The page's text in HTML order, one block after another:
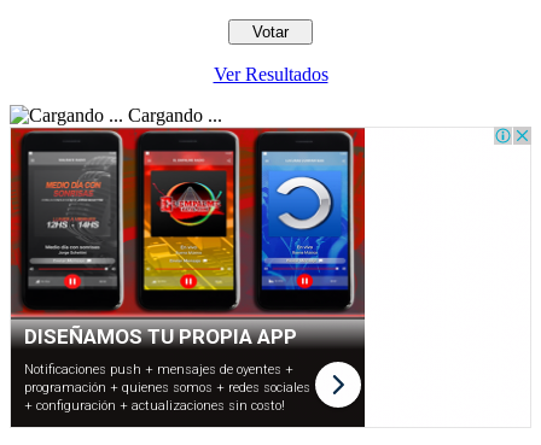
Ver Resultados
Cargando ...